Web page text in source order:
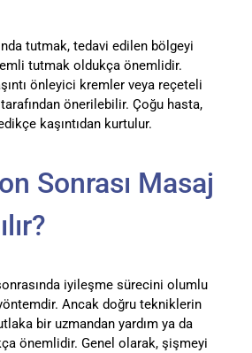
tutmak, tedavi edilen bölgeyi
tutmak oldukça önemlidir.
önleyici kremler veya reçeteli
önerilebilir. Çoğu hasta,
kaşıntıdan kurtulur.
Sonrası Masaj
iyileşme sürecini olumlu
Ancak doğru tekniklerin
bir uzmandan yardım ya da
önemlidir. Genel olarak, şişmeyi